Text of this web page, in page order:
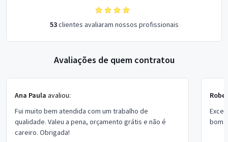
53clientes avaliaram nossos profissionais
Avaliações de quem contratou
Ana Paula avaliou:
Fui muito bem atendida com um trabalho de
qualidade. Valeu a pena, orçamento grátis e não é
careiro. Obrigada!
bom